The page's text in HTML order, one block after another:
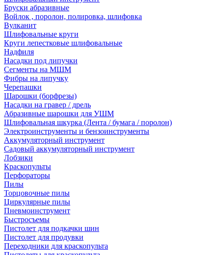
Бруски абразивные
Войлок , поролон, полировка, шлифовка
Вулканит
Шлифовальные круги
Круги лепестковые шлифовальные
Надфиля
Насадки под липучки
Сегменты на МШМ
Фибры на липучку
Черепашки
Шарошки (борфрезы)
Насадки на гравер / дрель
Абразивные шарошки для УШМ
Шлифовальная шкурка (Лента / бумага / поролон)
Электроинструменты и бензоинструменты
Аккумуляторный инструмент
Садовый аккумуляторный инструмент
Лобзики
Краскопульты
Перфораторы
Пилы
Торцовочные пилы
Циркулярные пилы
Пневмоинструмент
Быстросъемы
Пистолет для подкачки шин
Пистолет для продувки
Переходники для краскопульта